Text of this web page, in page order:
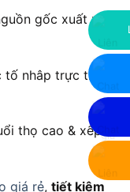
gốc xuất xứ
nhâp trực tiếp
thọ cao & xếp
giá rẻ, tiết kiệm